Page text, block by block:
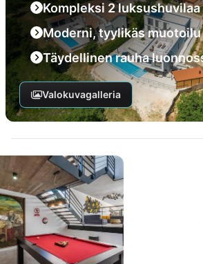
Kompleksi 2 luksushuvilaa
Moderni, tyylikäs muotoilu
Täydellinen rauha
Valokuvagalleria